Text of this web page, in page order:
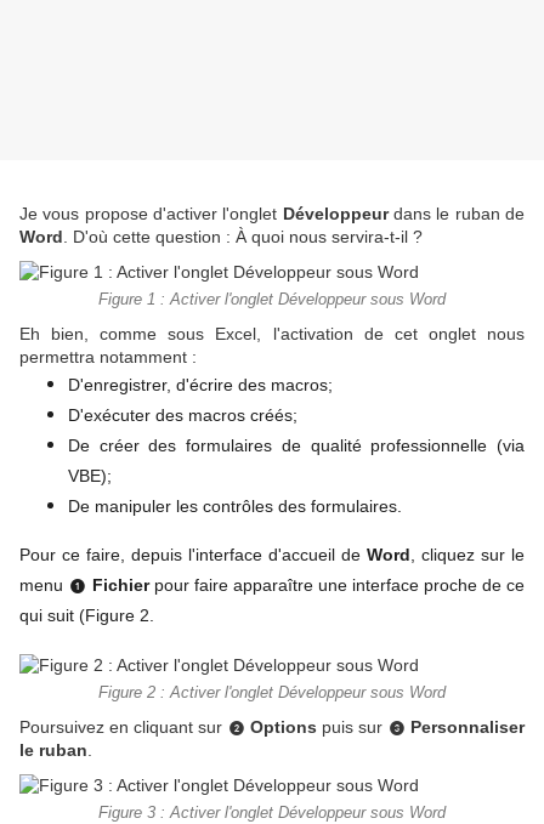
Je vous propose d'activer l'onglet Développeurdans le ruban de
Word . D'où cette question : À quoi nous servira-t-il ?
Figure 1 : Activer l'onglet Développeur sous Word
Eh bien, comme sous Excel, l'activation de cet onglet nous
permettra notamment :
D'enregistrer, d'écrire des macros;
D'exécuter des macros créés;
De créer des formulaires de qualité professionnelle (via
VBE);
De manipuler les contrôles des formulaires.
Pour ce faire, depuis l'interface d'accueil de Word , cliquez sur le
menu ❶ Fichier pour faire apparaître une interface proche de ce
qui suit (Figure 2.
Figure 2 : Activer l'onglet Développeur sous Word
Poursuivez en cliquant sur ❷ Options puis sur ❸ Personnaliser
le ruban
Figure 3 : Activer l'onglet Développeur sous Word